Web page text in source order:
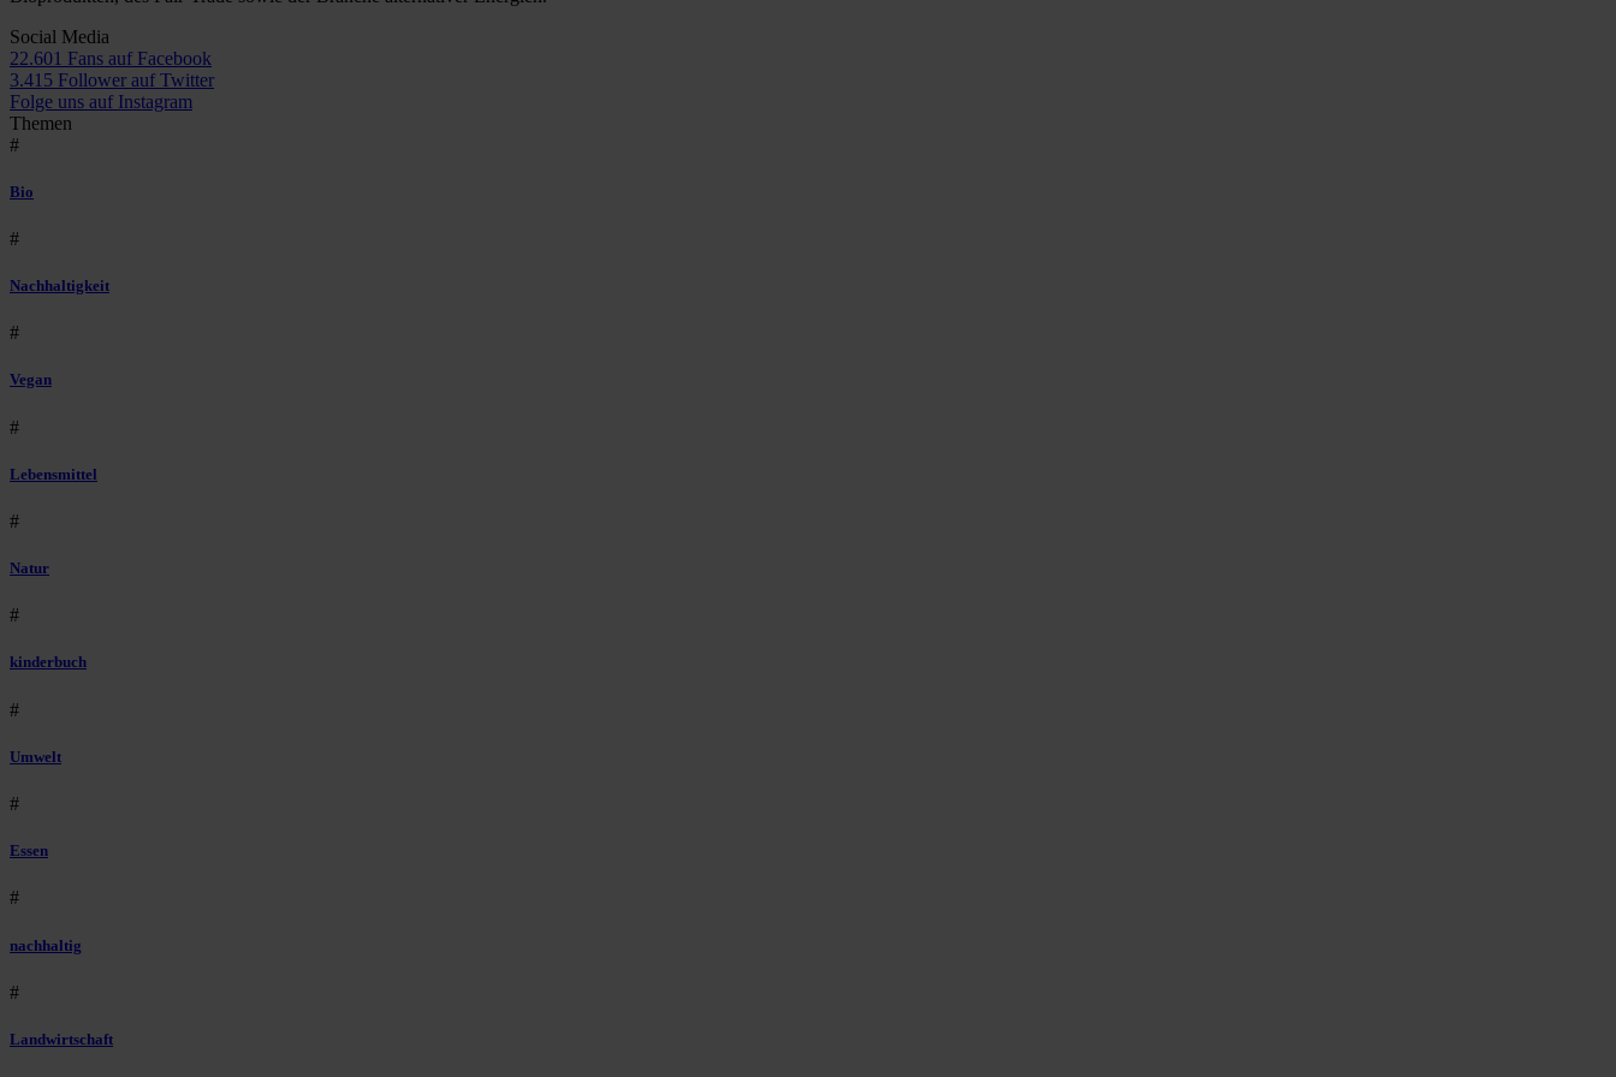
Social Media
22.601 Fans auf Facebook
3.415 Follower auf Twitter
Folge uns auf Instagram
Themen
#
Bio
#
Nachhaltigkeit
#
Vegan
#
Lebensmittel
#
Natur
#
kinderbuch
#
Umwelt
#
Essen
#
nachhaltig
#
Landwirtschaft